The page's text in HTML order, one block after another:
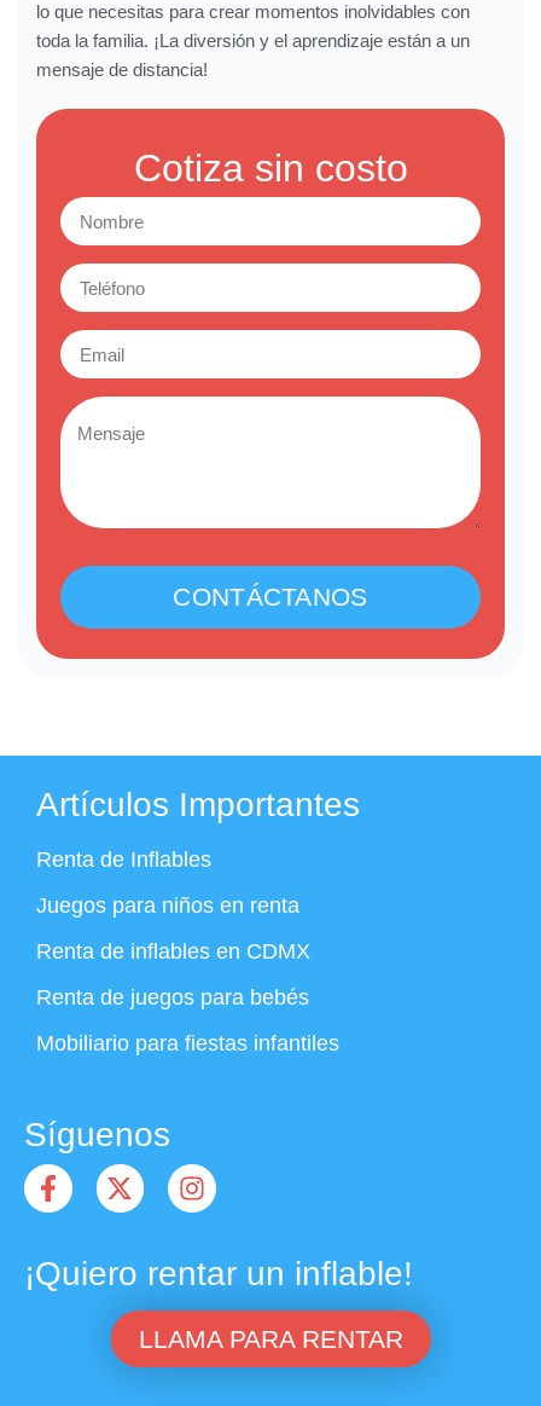
lo que necesitas para crear momentos inolvidables con
toda la familia. ¡La diversión y el aprendizaje están a un
mensaje de distancia!
Cotiza sin costo
CONTÁCTANOS
Artículos Importantes
Renta de Inflables
Juegos para niños en renta
Renta de inflables en CDMX
Renta de juegos para bebés
Mobiliario para fiestas infantiles
Síguenos
¡Quiero rentar un inflable!
LLAMA PARA RENTAR